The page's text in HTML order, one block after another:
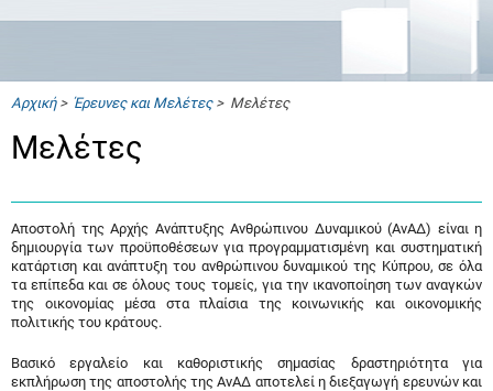
Αρχική> Έρευνες και Μελέτες> Μελέτες
Μελέτες
Αποστολή της Αρχής Ανάπτυξης Ανθρώπινου Δυναμικού (ΑνΑΔ) είναι η
δημιουργία των προϋποθέσεων για προγραμματισμένη και συστηματική
κατάρτιση και ανάπτυξη του ανθρώπινου δυναμικού της Κύπρου, σε όλα
τα επίπεδα και σε όλους τους τομείς, για την ικανοποίηση των αναγκών
της οικονομίας μέσα στα πλαίσια της κοινωνικής και οικονομικής
πολιτικής του κράτους.
Βασικό εργαλείο και καθοριστικής σημασίας δραστηριότητα για
εκπλήρωση της αποστολής της ΑνΑΔ αποτελεί η διεξαγωγή ερευνών και